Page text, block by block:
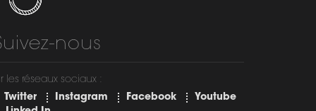
nous
les réseaux sociaux :
Twitter
Instagram Facebook
Youtube